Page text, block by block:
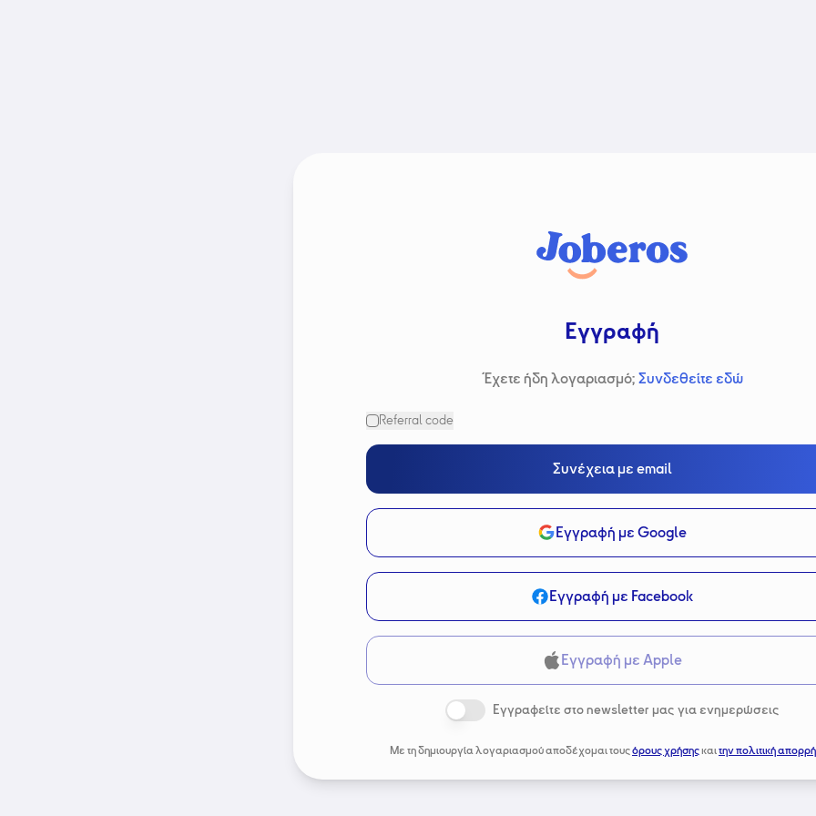
Εγγραφή
Έχετε ήδη λογαριασμό; Συνδεθείτε εδώ
Referral code
Συνέχεια με email
Εγγραφή με Google
Εγγραφή με Facebook
Εγγραφή με Apple
Εγγραφείτε στο newsletter μας για ενημερώσεις
Με τη δημιουργία λογαριασμού αποδέχομαι τουςόρους χρήσηςκαιτην πολιτική